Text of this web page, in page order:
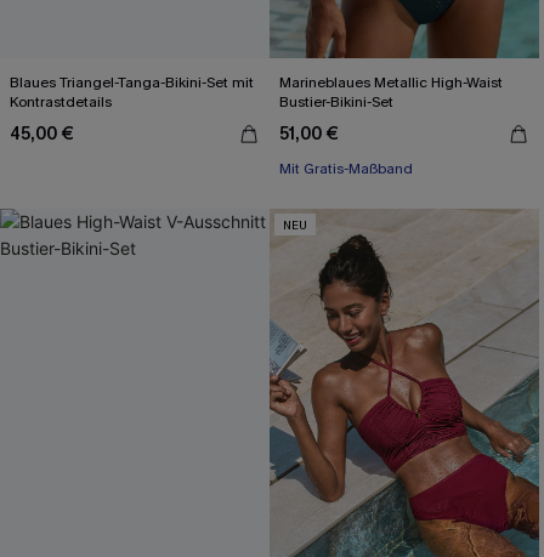
Blaues Triangel-Tanga-Bikini-Set mit
Kontrastdetails
45,00 €
Marineblaues Metallic High-Waist
Bustier-Bikini-Set
51,00 €
Mit Gratis-Maßband
High waist
NEU